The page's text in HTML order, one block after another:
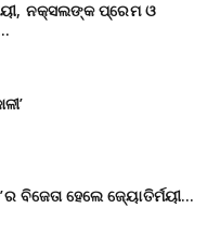
ନକ୍ସଲଙ୍କ ପ୍ରେମ ଓ
ବିଜେତା ହେଲେ ଜ୍ୟୋତିର୍ମୟୀ…